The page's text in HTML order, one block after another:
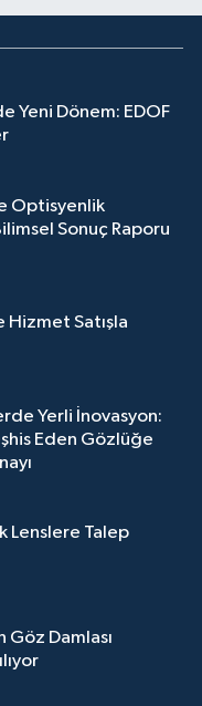
Yeni Dönem: EDOF
Optisyenlik
Sonuç Raporu
Hizmet Satışla
Yerli İnovasyon:
Eden Gözlüğe
Lenslere Talep
Göz Damlası